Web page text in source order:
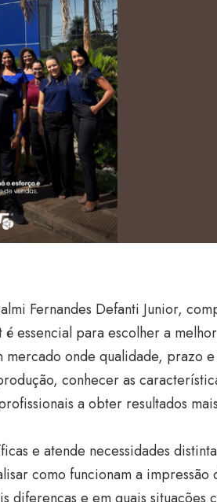
Fernandes Defanti Junior,
essencial para escolher a
onde qualidade, prazo e
conhecer as
a obter resultados mais
e atende necessidades
como funcionam a impressão
diferenças e em quais situações